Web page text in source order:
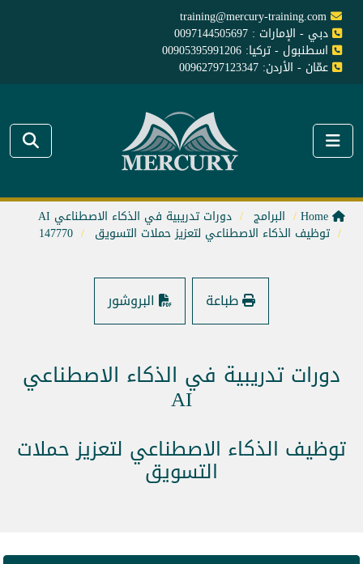
training@mercury-training.com
دبي - الإمارات : 0097144505697
اسطنبول - تركيا: 00905395991206
عمّان - الأردن: 00962797123347
البرامج دورات تدريبية في الذكاء الاصطناعي AI
توظيف الذكاء الاصطناعي لتعزيز حملات التسويق 147770
طباعة البروشور
دورات تدريبية في الذكاء الاصطناعي
AI
توظيف الذكاء الاصطناعي لتعزيز حملات
التسويق